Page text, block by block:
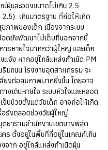
ฝุ่นละอองขนาดไม่เกิน 2.5
เกินมาตรฐาน ที่ก่อให้เกิด
ภาพของเด็ก เนื่องจากระบบ
ดยังพัฒนาไม่เต็มที่นอกจากนี้
ารหายใจมากกว่าผู้ใหญ่ และเด็ก
แจ้ง หากอยู่ใกล้แหล่งกำเนิด PM
มถนน โรงงานอุตสาหกรรม จะ
ยงต่อสุขภาพมากยิ่งขึ้น โดยอาจ
างเดินหายใจ ระบบหัวใจและหลอด
จ็บป่วยตั้งแต่วัยเด็ก อาจก่อให้เกิด
อรังตลอดช่วงวัยผู้ใหญ่
ตยารามสำนักงานเขตบางพลัด
ร ตั้งอยู่ในพื้นที่ที่อยู่ในเกณฑ์เกิน
จาก อยู่ใกล้แหล่งกำเนิดฝุ่น